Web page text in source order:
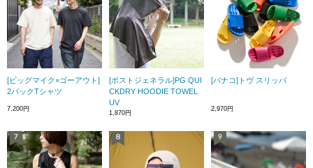
[ビッグマイク×ゴーアウト]
2パックTシャツ
7,200円
[ポストジェネラル]PG QUI
CKDRY HOODIE TOWEL
UV
1,870円
[バナコ]トヴ スリッパ
2,970円